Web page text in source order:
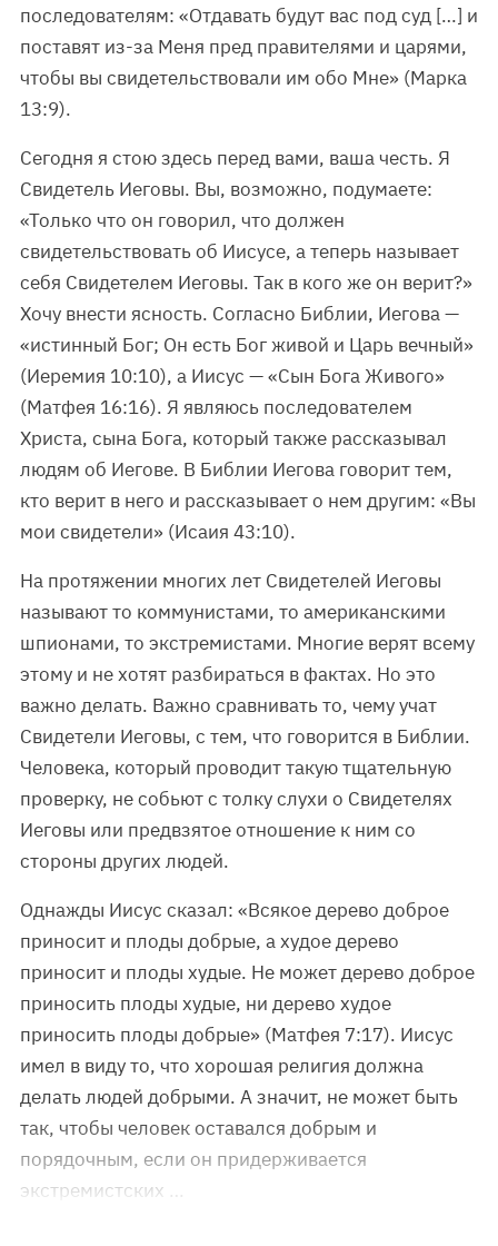
последователям: «Отдавать будут вас под суд […] и
поставят из-за Меня пред правителями и царями,
чтобы вы свидетельствовали им обо Мне» (Марка
13:9).
Сегодня я стою здесь перед вами, ваша честь. Я
Свидетель Иеговы. Вы, возможно, подумаете:
«Только что он говорил, что должен
свидетельствовать об Иисусе, а теперь называет
себя Свидетелем Иеговы. Так в кого же он верит?»
Хочу внести ясность. Согласно Библии, Иегова —
«истинный Бог; Он есть Бог живой и Царь вечный»
(Иеремия 10:10), а Иисус — «Сын Бога Живого»
(Матфея 16:16). Я являюсь последователем
Христа, сына Бога, который также рассказывал
людям об Иегове. В Библии Иегова говорит тем,
кто верит в него и рассказывает о нем другим: «Вы
мои свидетели» (Исаия 43:10).
На протяжении многих лет Свидетелей Иеговы
называют то коммунистами, то американскими
шпионами, то экстремистами. Многие верят всему
этому и не хотят разбираться в фактах. Но это
важно делать. Важно сравнивать то, чему учат
Свидетели Иеговы, с тем, что говорится в Библии.
Человека, который проводит такую тщательную
проверку, не собьют с толку слухи о Свидетелях
Иеговы или предвзятое отношение к ним со
стороны других людей.
Однажды Иисус сказал: «Всякое дерево доброе
приносит и плоды добрые, а худое дерево
приносит и плоды худые. Не может дерево доброе
приносить плоды худые, ни дерево худое
приносить плоды добрые» (Матфея 7:17). Иисус
имел в виду то, что хорошая религия должна
делать людей добрыми. А значит, не может быть
так, чтобы человек оставался добрым и
порядочным, если он придерживается
экстремистских …